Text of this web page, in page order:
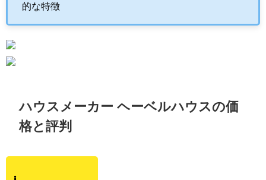
的な特徴
ハウスメーカー ヘーベルハウスの価
格と評判